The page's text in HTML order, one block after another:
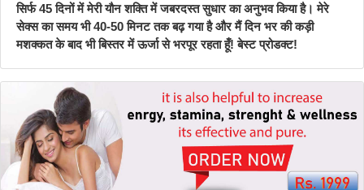
सिर्फ 45 दिनों में मेरी यौन शक्ति में जबरदस्त सुधार का अनुभव किया है। मेरे
सेक्स का समय भी 40-50 मिनट तक बढ़ गया है और मैं दिन भर की कड़ी
मशक्कत के बाद भी बिस्तर में ऊर्जा से भरपूर रहता हूँ! बेस्ट प्रोडक्ट!